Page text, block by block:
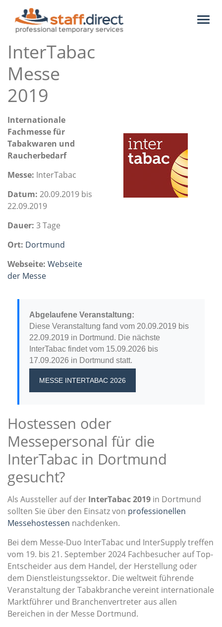
Toggle
InterTabac
Messe
2019
Internationale
Fachmesse für
Tabakwaren und
Raucherbedarf
Messe: InterTabac
Datum: 20.09.2019 bis
22.09.2019
Dauer: 3 Tage
Ort: Dortmund
Webseite: Webseite
der Messe
Abgelaufene Veranstaltung:
Diese Veranstaltung fand vom 20.09.2019 bis
22.09.2019 in Dortmund. Die nächste
InterTabac findet vom 15.09.2026 bis
17.09.2026 in Dortmund statt.
MESSE INTERTABAC 2026
Hostessen oder
Messepersonal für die
InterTabac in Dortmund
gesucht?
Als Aussteller auf der InterTabac 2019 in Dortmund
sollten Sie über den Einsatz von professionellen
Messehostessen nachdenken.
Bei dem Messe-Duo InterTabac und InterSupply treffen
vom 19. bis 21. September 2024 Fachbesucher auf Top-
Entscheider aus dem Handel, der Herstellung oder
dem Dienstleistungssektor. Die weltweit führende
Veranstaltung der Tabakbranche vereint internationale
Marktführer und Branchenvertreter aus allen
Bereichen in der Messe Dortmund.